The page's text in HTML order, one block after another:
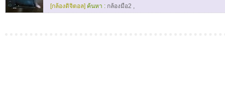
[กล้องดิจิตอล] ค้นหา : กล้องมือ2 ,